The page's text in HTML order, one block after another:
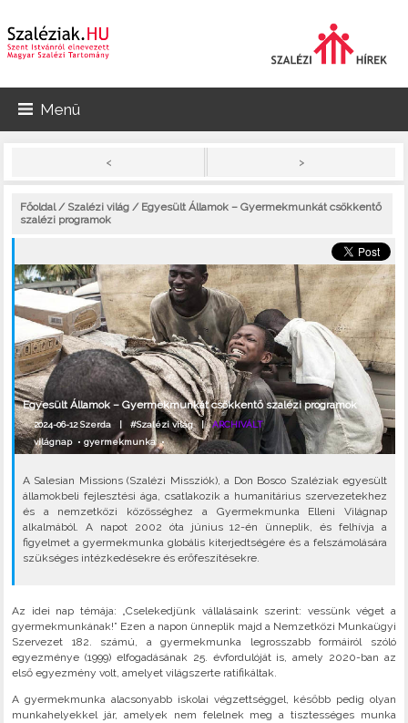
Menü
< >
Főoldal/ Szalézi világ / Egyesült Államok – Gyermekmunkát csökkentő
szalézi programok
Egyesült Államok – Gyermekmunkát csökkentő szalézi programok
2024-06-12 Szerda |#Szalézi világ|ARCHIVÁLT
világnap•gyermekmunka•
A Salesian Missions (Szalézi Missziók), a Don Bosco Szaléziak egyesült
államokbeli fejlesztési ága, csatlakozik a humanitárius szervezetekhez
és a nemzetközi közösséghez a Gyermekmunka Elleni Világnap
alkalmából. A napot 2002 óta június 12-én ünneplik, és felhívja a
figyelmet a gyermekmunka globális kiterjedtségére és a felszámolására
szükséges intézkedésekre és erőfeszítésekre.
Az idei nap témája: „Cselekedjünk vállalásaink szerint: vessünk véget a
gyermekmunkának!” Ezen a napon ünneplik majd a Nemzetközi Munkaügyi
Szervezet 182. számú, a gyermekmunka legrosszabb formáiról szóló
egyezménye (1999) elfogadásának 25. évfordulóját is, amely 2020-ban az
első egyezmény volt, amelyet világszerte ratifikáltak.
A gyermekmunka alacsonyabb iskolai végzettséggel, később pedig olyan
munkahelyekkel jár, amelyek nem felelnek meg a tisztességes munka